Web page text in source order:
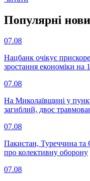
Популярнi
07.08
Нацбанк очікує
зростання економіки на
07.08
На Миколаївщині у
загиблий, двоє
07.08
Пакистан, Туреччина та
про колективну оборону
07.08